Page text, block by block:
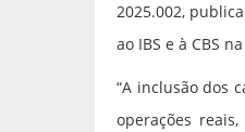
2025.002,
ao IBS e à CBS
“A inclusão dos
operações